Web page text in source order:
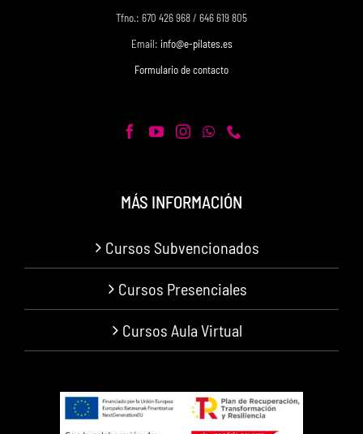
Tfno.: 670 426 968 / 646 619 805
Email: info@e-pilates.es
Formulario de contacto
MÁS INFORMACIÓN
Cursos Subvencionados
Cursos Presenciales
Cursos Aula Virtual